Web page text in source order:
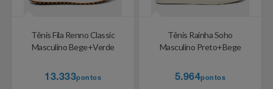
Tênis Fila Renno Classic
Masculino Bege+Verde
13.333pontos
Tênis Rainha Soho
Masculino Preto+Bege
5.964pontos